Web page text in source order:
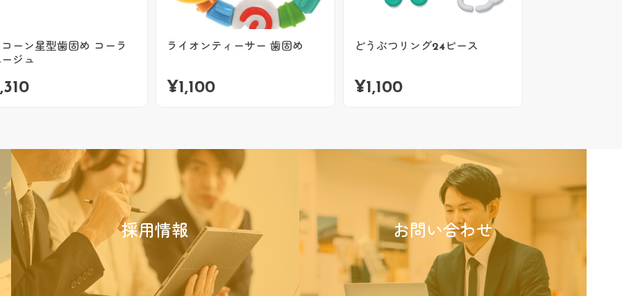
ーン星型歯固め コーラ
ジュ
ライオンティーサー 歯固め
¥1,100
どうぶつリング24ピース
¥1,100
採用情報 お問い合わせ